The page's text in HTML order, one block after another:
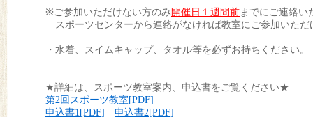
※ご参加いただけない方のみ開催日１週間前までにご連絡い
スポーツセンターから連絡がなければ教室にご参加いただ
・水着、スイムキャップ、タオル等を必ずお持ちください。
★詳細は、スポーツ教室案内、申込書をご覧ください★
第2回スポーツ教室[PDF]
申込書1[PDF]
申込書2[PDF]